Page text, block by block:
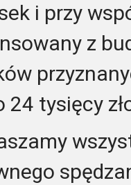
i przy
z
24 tysięcy